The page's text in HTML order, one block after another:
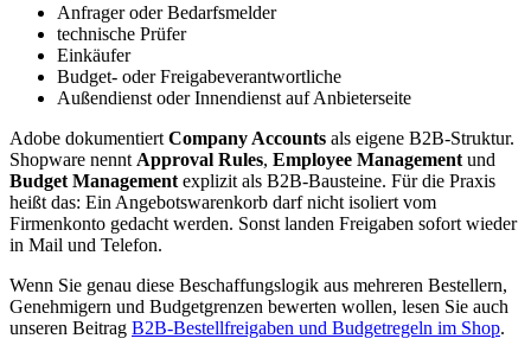
Anfrager oder Bedarfsmelder
technische Prüfer
Einkäufer
Budget- oder Freigabeverantwortliche
Außendienst oder Innendienst auf Anbieterseite
Adobe dokumentiert Company Accounts als eigene B2B-Struktur.
Shopware nennt Approval Rules, Employee Management und
Budget Management explizit als B2B-Bausteine. Für die Praxis
heißt das: Ein Angebotswarenkorb darf nicht isoliert vom
Firmenkonto gedacht werden. Sonst landen Freigaben sofort wieder
in Mail und Telefon.
Wenn Sie genau diese Beschaffungslogik aus mehreren Bestellern,
Genehmigern und Budgetgrenzen bewerten wollen, lesen Sie auch
unseren Beitrag B2B-Bestellfreigaben und Budgetregeln im Shop.